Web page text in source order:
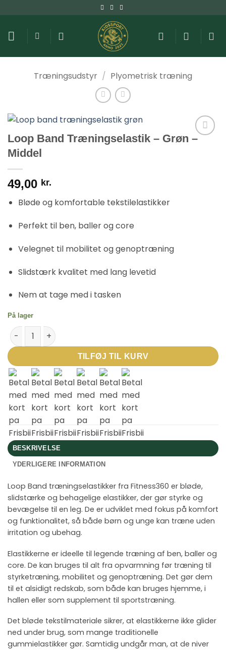
til
indhold
Træningsudstyr / Plyometrisk træning
Loop Band Træningselastik – Grøn –
Middel
49,00 kr.
Bløde og komfortable tekstilelastikker
Perfekt til ben, baller og core
Velegnet til mobilitet og genoptræning
Slidstærk kvalitet med lang levetid
Nem at tage med i tasken
På lager
Loop Band Træningselastik – Grøn - Middel antal
TILFØJ TIL KURV
BESKRIVELSE
YDERLIGERE INFORMATION
Loop Band træningselastikker fra Fitness360 er bløde,
slidstærke og behagelige elastikker, der gør styrke og
bevægelse til en leg. De er udviklet med fokus på komfort
og funktionalitet, så både børn og unge kan træne uden
irritation og ubehag.
Elastikkerne er ideelle til legende træning af ben, baller og
core. De kan bruges til alt fra opvarmning før træning til
styrketræning, mobilitet og genoptræning. Det gør dem
til et alsidigt redskab, som både kan bruges hjemme, i
hallen eller som supplement til sportstræning.
Det bløde tekstilmateriale sikrer, at elastikkerne ikke glider
ned under brug, som mange traditionelle
gummielastikker gør. Samtidig undgår man, at de niver